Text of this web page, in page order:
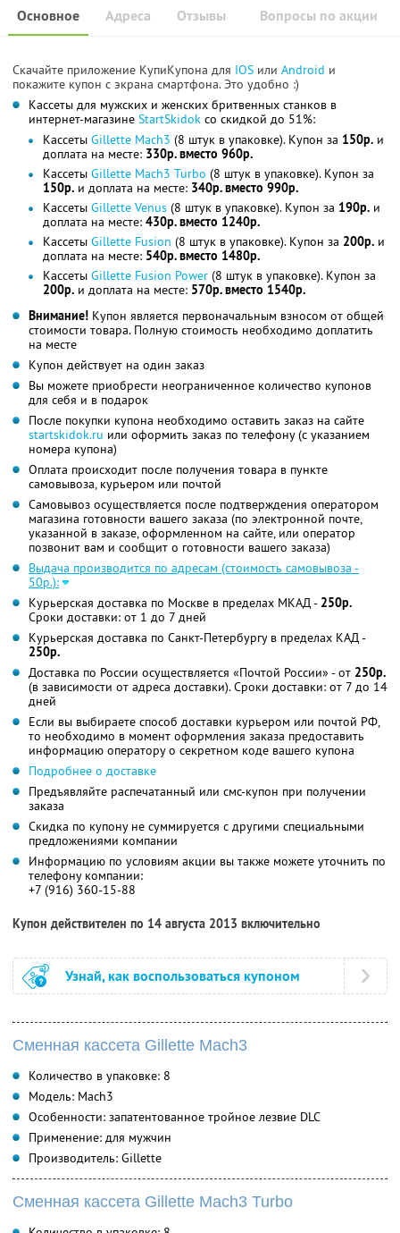
Основное Отзывы Вопросы по акции
Адреса
Скачайте приложение КупиКупона для IOS или Android и
покажите купон с экрана смартфона. Это удобно :)
Кассеты для мужских и женских бритвенных станков в
интернет-магазине StartSkidok со скидкой до 51%:
Кассеты Gillette Mach3 (8 штук в упаковке). Купон за 150р. и
доплата на месте: 330р. вместо 960р.
Кассеты Gillette Mach3 Turbo (8 штук в упаковке). Купон за
150р. и доплата на месте: 340р. вместо 990р.
Кассеты Gillette Venus (8 штук в упаковке). Купон за 190р. и
доплата на месте: 430р. вместо 1240р.
Кассеты Gillette Fusion (8 штук в упаковке). Купон за 200р. и
доплата на месте: 540р. вместо 1480р.
Кассеты Gillette Fusion Power (8 штук в упаковке). Купон за
200р. и доплата на месте: 570р. вместо 1540р.
Внимание! Купон является первоначальным взносом от общей
стоимости товара. Полную стоимость необходимо доплатить
на месте
Купон действует на один заказ
Вы можете приобрести неограниченное количество купонов
для себя и в подарок
После покупки купона необходимо оставить заказ на сайте
startskidok.ru или оформить заказ по телефону (с указанием
номера купона)
Оплата происходит после получения товара в пункте
самовывоза, курьером или почтой
Самовывоз осуществляется после подтверждения оператором
магазина готовности вашего заказа (по электронной почте,
указанной в заказе, оформленном на сайте, или оператор
позвонит вам и сообщит о готовности вашего заказа)
Выдача производится по адресам (стоимость самовывоза -
50р.):
Курьерская доставка по Москве в пределах МКАД - 250р.
Сроки доставки: от 1 до 7 дней
Курьерская доставка по Санкт-Петербургу в пределах КАД -
250р.
Доставка по России осуществляется «Почтой России» - от 250р.
(в зависимости от адреса доставки). Сроки доставки: от 7 до 14
дней
Если вы выбираете способ доставки курьером или почтой РФ,
то необходимо в момент оформления заказа предоставить
информацию оператору о секретном коде вашего купона
Подробнее о доставке
Предъявляйте распечатанный или смс-купон при получении
заказа
Скидка по купону не суммируется с другими специальными
предложениями компании
Информацию по условиям акции вы также можете уточнить по
телефону компании:
+7 (916) 360-15-88
Купон действителен по 14 августа 2013 включительно
Узнай, как воспользоваться купоном
Сменная кассета Gillette Mach3
Количество в упаковке: 8
Модель: Mach3
Особенности: запатентованное тройное лезвие DLC
Применение: для мужчин
Производитель: Gillette
Сменная кассета Gillette Mach3 Turbo